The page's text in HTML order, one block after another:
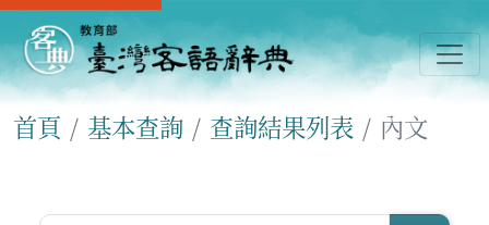
首頁 基本查詢 查詢結果列表 內文